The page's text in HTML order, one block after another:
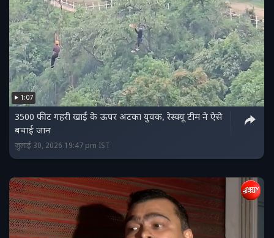
1:07
3500 फीट गहरी खाई के ऊपर अटका युवक, रेस्क्यू टीम ने ऐसे
बचाई जान
जुलाई 30, 2026 19:47 pm IST